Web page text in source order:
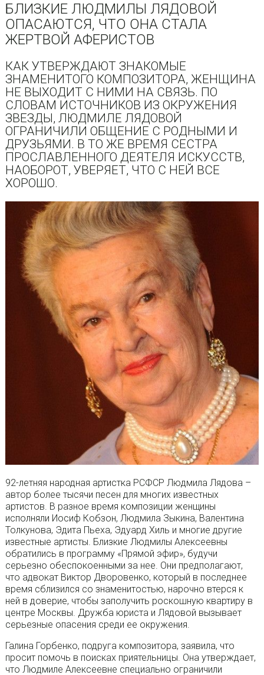
БЛИЗКИЕ ЛЮДМИЛЫ ЛЯДОВОЙ
ОПАСАЮТСЯ, ЧТО ОНА СТАЛА
ЖЕРТВОЙ АФЕРИСТОВ
КАК УТВЕРЖДАЮТ ЗНАКОМЫЕ
ЗНАМЕНИТОГО КОМПОЗИТОРА, ЖЕНЩИНА
НЕ ВЫХОДИТ С НИМИ НА СВЯЗЬ. ПО
СЛОВАМ ИСТОЧНИКОВ ИЗ ОКРУЖЕНИЯ
ЗВЕЗДЫ, ЛЮДМИЛЕ ЛЯДОВОЙ
ОГРАНИЧИЛИ ОБЩЕНИЕ С РОДНЫМИ И
ДРУЗЬЯМИ. В ТО ЖЕ ВРЕМЯ СЕСТРА
ПРОСЛАВЛЕННОГО ДЕЯТЕЛЯ ИСКУССТВ,
НАОБОРОТ, УВЕРЯЕТ, ЧТО С НЕЙ ВСЕ
ХОРОШО.
92-летняя народная артистка РСФСР Людмила Лядова –
автор более тысячи песен для многих известных
артистов. В разное время композиции женщины
исполняли Иосиф Кобзон, Людмила Зыкина, Валентина
Толкунова, Эдита Пьеха, Эдуард Хиль и многие другие
известные артисты. Близкие Людмилы Алексеевны
обратились в программу «Прямой эфир», будучи
серьезно обеспокоенными за нее. Они предполагают,
что адвокат Виктор Дворовенко, который в последнее
время сблизился со знаменитостью, нарочно втерся к
ней в доверие, чтобы заполучить роскошную квартиру в
центре Москвы. Дружба юриста и Лядовой вызывает
серьезные опасения среди ее окружения.
Галина Горбенко, подруга композитора, заявила, что
просит помочь в поисках приятельницы. Она утверждает,
что Людмиле Алексеевне специально ограничили